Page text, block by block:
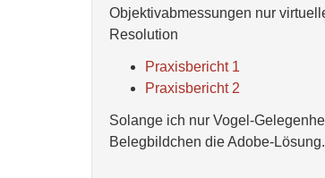
Objektivabmessungen nur
Resolution
Praxisbericht 1
Praxisbericht 2
Solange ich nur Vogel-
Belegbildchen die Adobe-Lösung.